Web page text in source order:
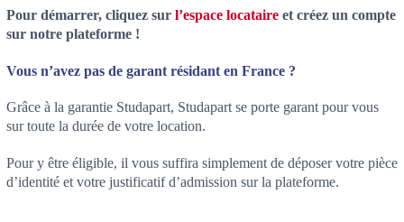
Pour démarrer, cliquez sur l’espace locataireet créez un compte
sur notre plateforme !
Vous n’avez pas de garant résidant en France ?
Grâce à la garantie Studapart, Studapart se porte garant pour vous
sur toute la durée de votre location.
Pour y être éligible, il vous suffira simplement de déposer votre pièce
d’identité et votre justificatif d’admission sur la plateforme.